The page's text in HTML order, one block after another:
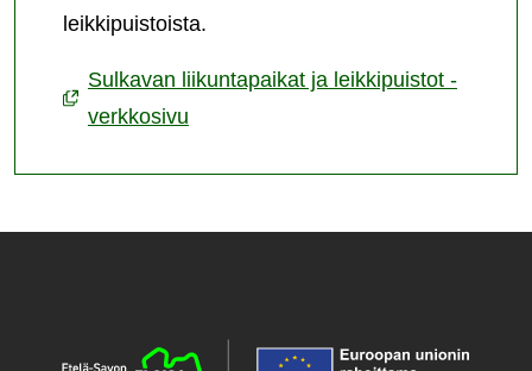
leikkipuistoista.
Sulkavan liikuntapaikat ja leikkipuistot -
verkkosivu